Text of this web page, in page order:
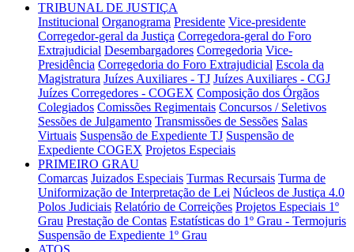
TRIBUNAL DE JUSTIÇA
Institucional Organograma Presidente Vice-presidente
Corregedor-geral da Justiça Corregedora-geral do Foro
Extrajudicial Desembargadores Corregedoria Vice-
Presidência Corregedoria do Foro Extrajudicial Escola da
Magistratura Juízes Auxiliares - TJ Juízes Auxiliares - CGJ
Juízes Corregedores - COGEX Composição dos Órgãos
Colegiados Comissões Regimentais Concursos / Seletivos
Sessões de Julgamento Transmissões de Sessões Salas
Virtuais Suspensão de Expediente TJ Suspensão de
Expediente COGEX Projetos Especiais
PRIMEIRO GRAU
Comarcas Juizados Especiais Turmas Recursais Turma de
Uniformização de Interpretação de Lei Núcleos de Justiça 4.0
Polos Judiciais Relatório de Correições Projetos Especiais 1º
Grau Prestação de Contas Estatísticas do 1º Grau - Termojuris
Suspensão de Expediente 1º Grau
ATOS